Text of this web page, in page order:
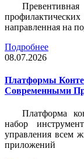
направленная на
Подробнее
08.07.2026
Платформы
Современными
Платформа
набор
управления всем
приложений